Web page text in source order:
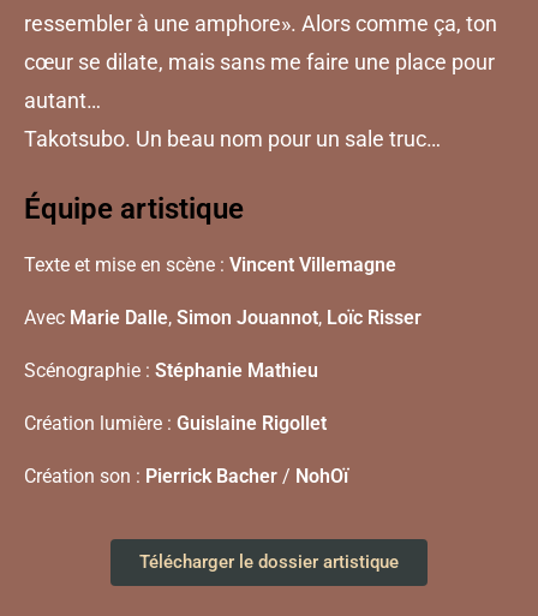
ressembler à une amphore». Alors comme ça, ton
cœur se dilate, mais sans me faire une place pour
autant…
Takotsubo. Un beau nom pour un sale truc…
Équipe artistique
Texte et mise en scène : Vincent Villemagne
Avec Marie Dalle, Simon Jouannot, Loïc Risser
Scénographie : Stéphanie Mathieu
Création lumière : Guislaine Rigollet
Création son : Pierrick Bacher / NohOï
Télécharger le dossier artistique